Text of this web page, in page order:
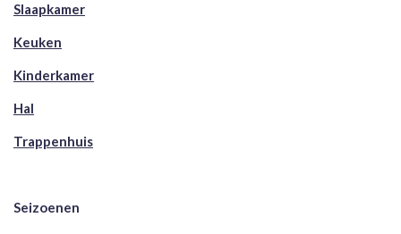
Slaapkamer
Keuken
Kinderkamer
Hal
Trappenhuis
Seizoenen